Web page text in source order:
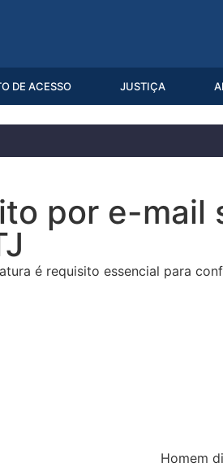
DE ACESSO JUSTIÇA
por e-mail
é requisito essencial para